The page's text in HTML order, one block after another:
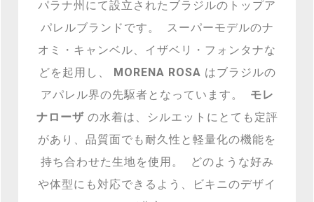
パラナ州にて設立されたブラジルのトップア
パレルブランドです。 スーパーモデルのナ
オミ・キャンベル、イザベリ・フォンタナな
どを起用し、 MORENA ROSA はブラジルの
アパレル界の先駆者となっています。 モレ
ナローザの水着は、シルエットにとても定評
があり、品質面でも耐久性と軽量化の機能を
持ち合わせた生地を使用。 どのような好み
や体型にも対応できるよう、ビキニのデザイ